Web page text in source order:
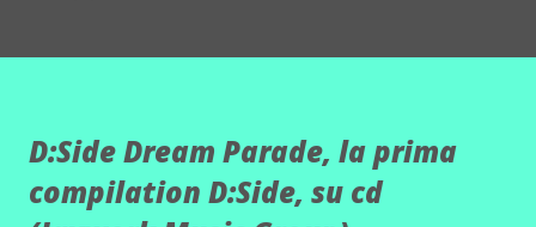
D:Side Dream Parade, la prima
compilation D:Side, su cd